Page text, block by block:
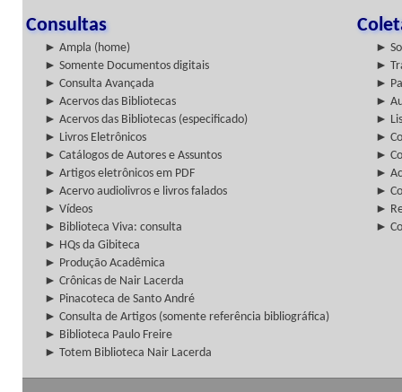
Consultas
► Ampla (home)
►
► Somente Documentos digitais
►
► Consulta Avançada
►
► Acervos das Bibliotecas
►
► Acervos das Bibliotecas (especificado)
►
► Livros Eletrônicos
►
► Catálogos de Autores e Assuntos
►
► Artigos eletrônicos em PDF
►
► Acervo audiolivros e livros falados
►
► Vídeos
►
► Biblioteca Viva: consulta
►
► HQs da Gibiteca
► Produção Acadêmica
► Crônicas de Nair Lacerda
► Pinacoteca de Santo André
► Consulta de Artigos (somente referência bibliográfica)
► Biblioteca Paulo Freire
► Totem Biblioteca Nair Lacerda